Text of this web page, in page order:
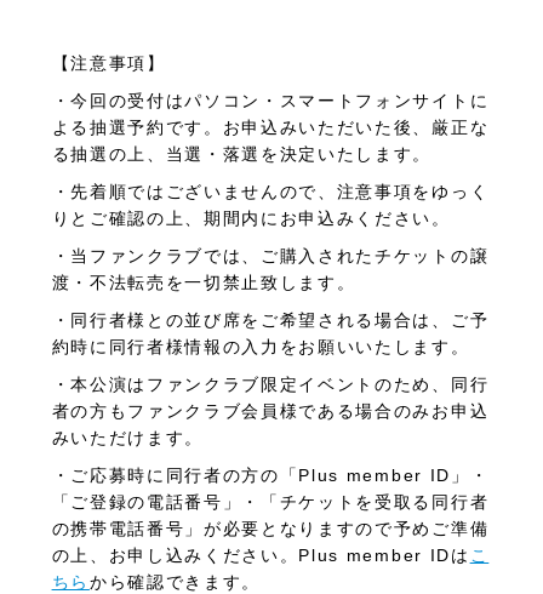
【注意事項】
・今回の受付はパソコン・スマートフォンサイトに
よる抽選予約です。お申込みいただいた後、厳正な
る抽選の上、当選・落選を決定いたします。
・先着順ではございませんので、注意事項をゆっく
りとご確認の上、期間内にお申込みください。
・当ファンクラブでは、ご購入されたチケットの譲
渡・不法転売を一切禁止致します。
・同行者様との並び席をご希望される場合は、ご予
約時に同行者様情報の入力をお願いいたします。
・本公演はファンクラブ限定イベントのため、同行
者の方もファンクラブ会員様である場合のみお申込
みいただけます。
・ご応募時に同行者の方の「 Plus member ID 」・
「ご登録の電話番号」・「チケットを受取る同行者
の携帯電話番号」が必要となりますので予めご準備
の上、お申し込みください。 Plus member IDは こ
ちら から確認できます。